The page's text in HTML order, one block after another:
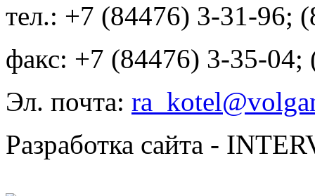
тел.: +7 (84476) 3-31-96;
факс: +7 (84476) 3-35-04;
Эл. почта:
Разработка сайта -